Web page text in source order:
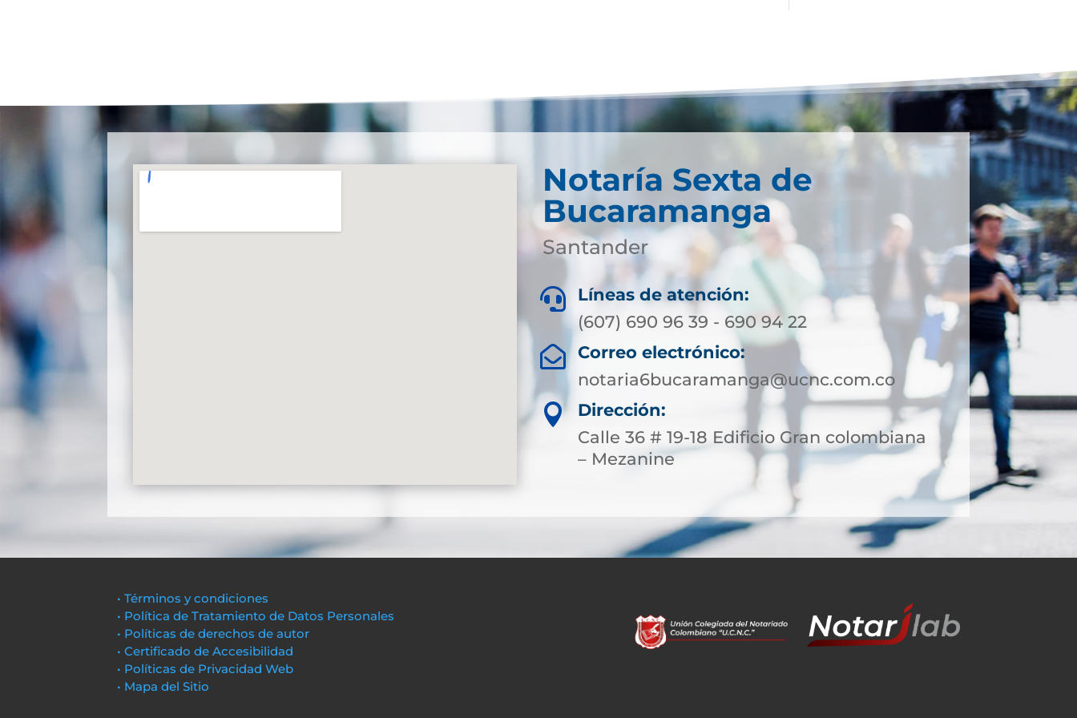
Notaría Sexta de
Bucaramanga
Santander

Líneas de atención:
(607) 690 96 39 - 690 94 22

Correo electrónico:
notaria6bucaramanga@ucnc.com.co

Dirección:
Calle 36 # 19-18 Edificio Gran colombiana
– Mezanine
• Términos y condiciones
• Política de Tratamiento de Datos Personales
• Políticas de derechos de autor
• Certificado de Accesibilidad
• Políticas de Privacidad Web
• Mapa del Sitio